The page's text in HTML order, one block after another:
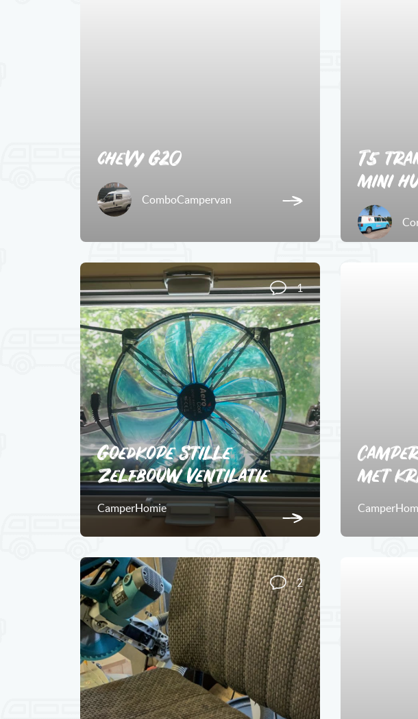
chevy G20
ComboCampervan
T5
mini
1
Goedkope stille
zelfbouw ventilatie
CamperHomie
met
2